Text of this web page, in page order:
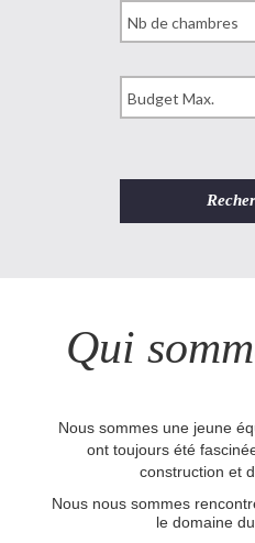
Qui
Nous sommes une jeune
ont toujours été
construction et
Nous nous sommes
le domaine